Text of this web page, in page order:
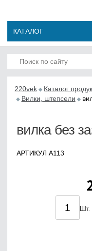
КАТАЛОГ
220vek Каталог
Вилки, штепсели
вилка без
АРТИКУЛ А113
Шт.